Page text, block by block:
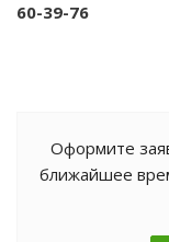
60-39-76
Оформите
ближайшее